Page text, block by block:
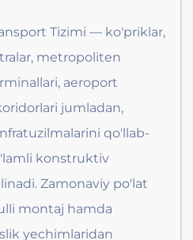
Tizimi — ko'priklar,
metropoliten
aeroport
jumladan,
qo'llab-
konstruktiv
Zamonaviy po'lat
montaj hamda
yechimlaridan